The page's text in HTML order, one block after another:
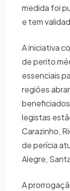
medida foi
e tem
A iniciativa
de perito
essenciais
regiões
legistas
Carazinho,
de perícia
Alegre,
A